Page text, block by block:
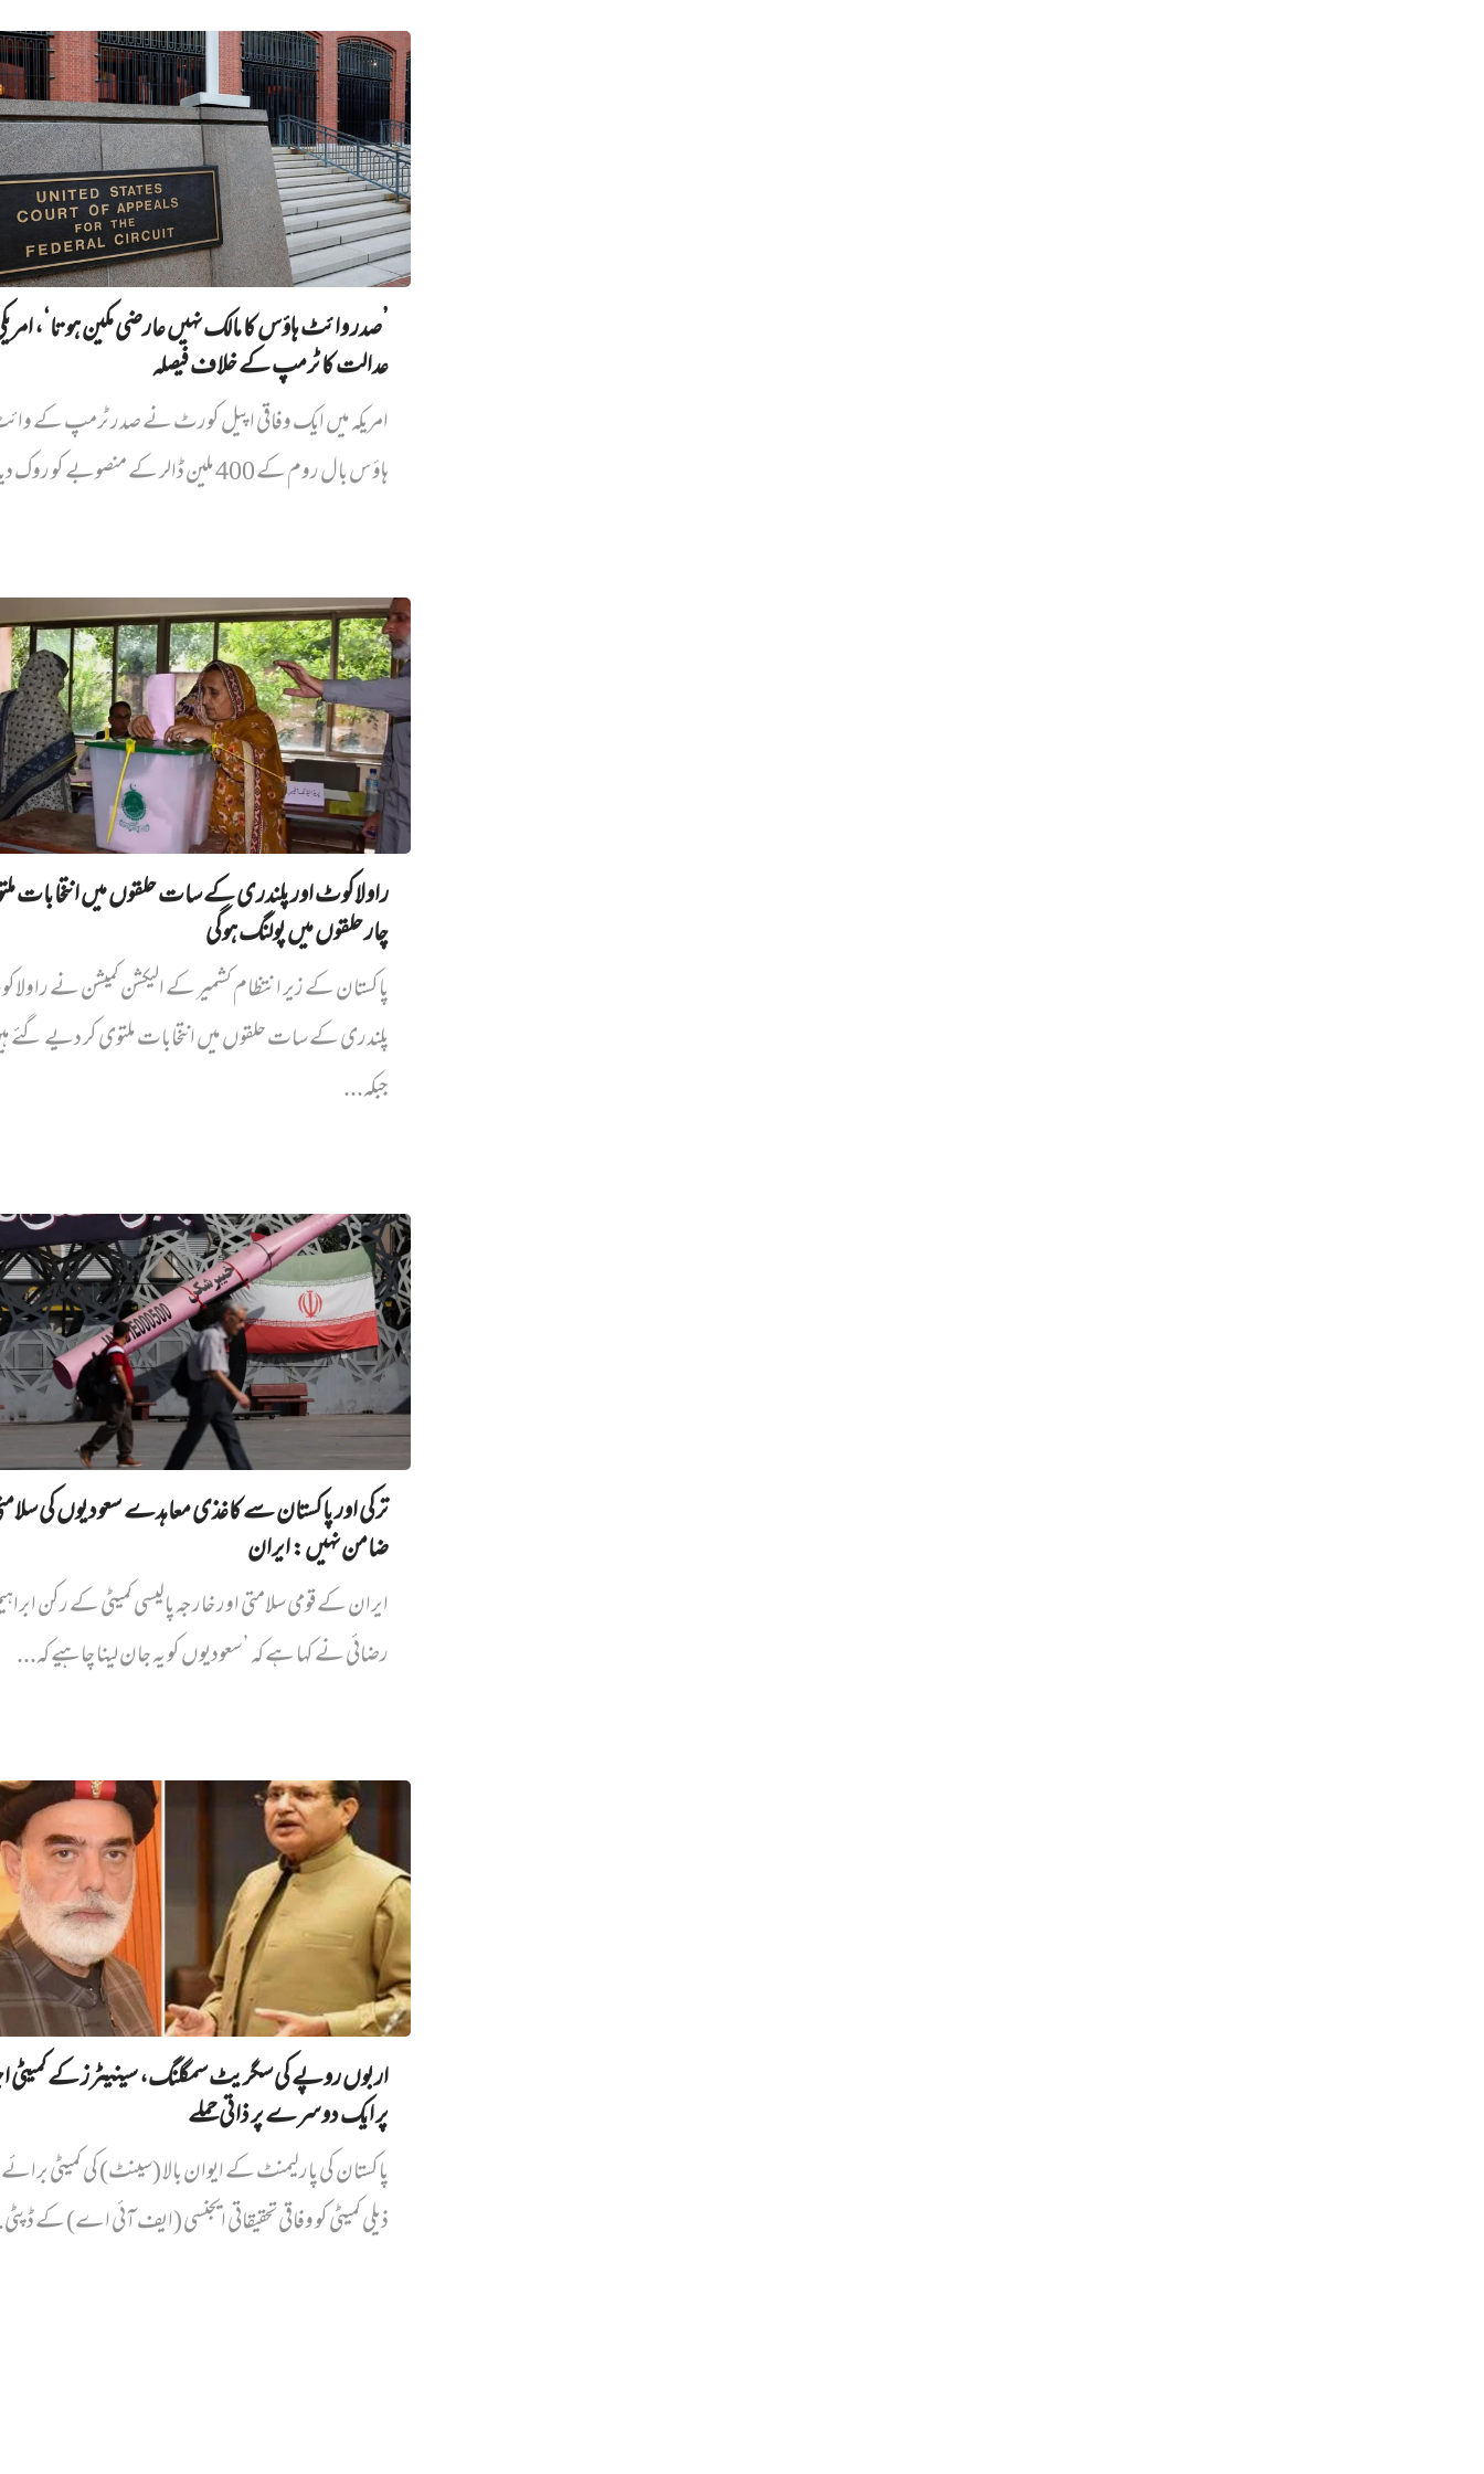
’صدر وائٹ ہاؤس کا مالک نہیں‌ عارضی مکین ہوتا‘،
عدالت کا ٹرمپ کے خلاف فیصلہ
امریکہ میں ایک وفاقی اپیل کورٹ نے صدر ٹرمپ کے
ہاؤس بال روم کے 400 ملین ڈالر کے منصوبے کو روک دیا...
راولاکوٹ اور پلندری کے سات حلقوں میں انتخابات
چار حلقوں میں پولنگ ہوگی
پاکستان کے زیر انتظام کشمیر کے الیکشن کمیشن نے
پلندری کے سات حلقوں میں انتخابات ملتوی کر دیے گئے
جبکہ...
ترکی اور پاکستان سے کاغذی معاہدے سعودیوں کی
ضامن نہیں‌: ایران
ایران کے قومی سلامتی اور خارجہ پالیسی کمیٹی کے رکن
رضائی نے کہا ہے کہ ’سعودیوں کو یہ جان لینا چاہیے کہ...
اربوں روپے کی سگریٹ سمگلنگ، سینیٹرز کے کمیٹی
پر ایک دوسرے پر ذاتی حملے
پاکستان کی پارلیمنٹ کے ایوان بالا (سینٹ) کی کمیٹی برائے
ذیلی کمیٹی کو وفاقی تحقیقاتی ایجنسی (ایف آئی اے) کے